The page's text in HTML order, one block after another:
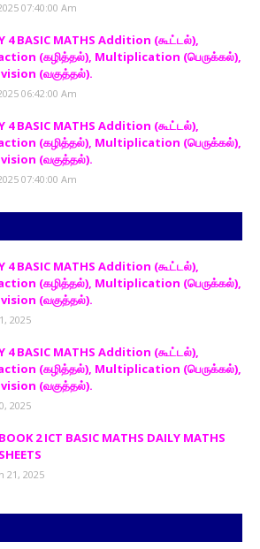
07:40:00 Am
4 BASIC MATHS Addition (கூட்டல்),
(கழித்தல்), Multiplication (பெருக்கல்),
(வகுத்தல்).
06:42:00 Am
4 BASIC MATHS Addition (கூட்டல்),
(கழித்தல்), Multiplication (பெருக்கல்),
(வகுத்தல்).
07:40:00 Am
4 BASIC MATHS Addition (கூட்டல்),
(கழித்தல்), Multiplication (பெருக்கல்),
(வகுத்தல்).
2025
4 BASIC MATHS Addition (கூட்டல்),
(கழித்தல்), Multiplication (பெருக்கல்),
(வகுத்தல்).
2025
2 ICT BASIC MATHS DAILY MATHS
21, 2025